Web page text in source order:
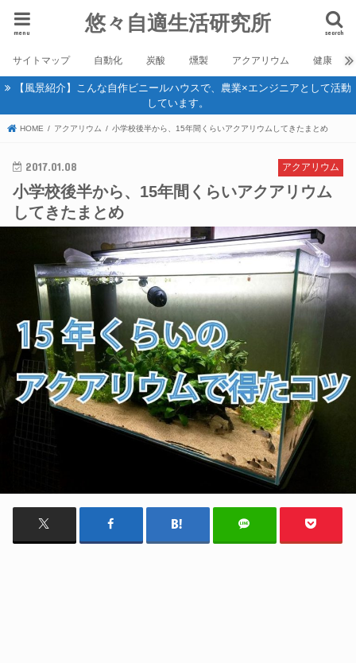
悠々自適生活研究所 search
menu
サイトマップ 自動化 炭酸 燻製 アクアリウム 健康
【風景紹介】こんな自作ビニールハウスで、農業×エンジニアとして活動
しています。
HOME アクアリウム 小学校後半から、15年間くらいアクアリウムしてきたまとめ
アクアリウム
2017.01.08
小学校後半から、15年間くらいアクアリウム
してきたまとめ